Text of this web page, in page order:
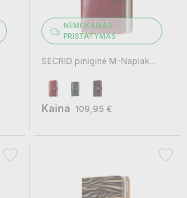
NEMOKAMAS
PRISTATYMAS
SECRID piniginė M-Naplak...
Kaina 109,95 €